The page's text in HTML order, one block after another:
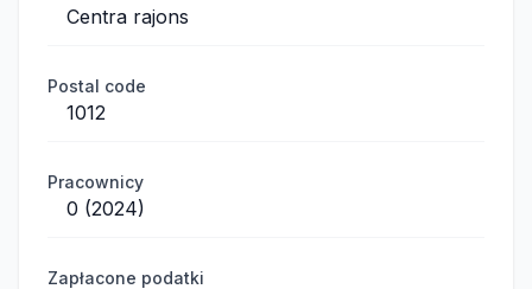
Centra rajons
Postal code
1012
Pracownicy
0 (2024)
Zapłacone podatki